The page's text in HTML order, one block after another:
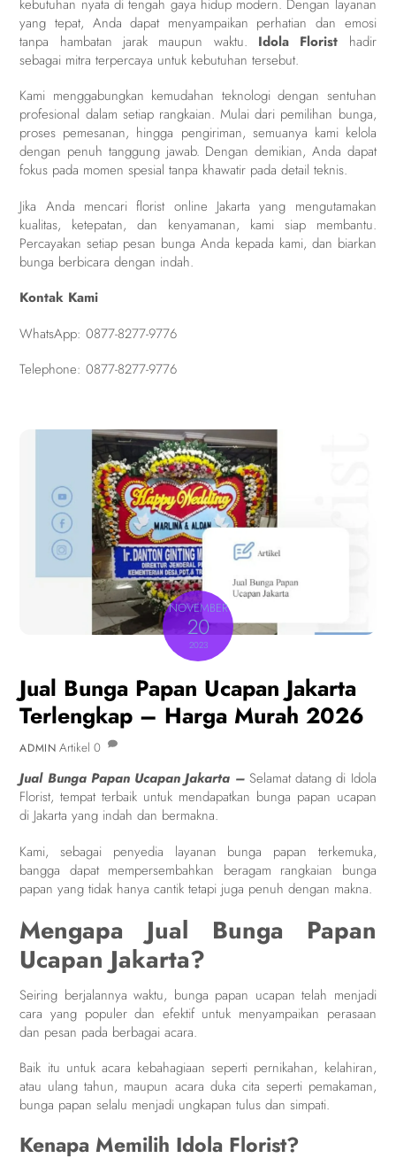
kebutuhan nyata di tengah gaya hidup modern. Dengan layanan
yang tepat, Anda dapat menyampaikan perhatian dan emosi
tanpa hambatan jarak maupun waktu. Idola Florist hadir
sebagai mitra terpercaya untuk kebutuhan tersebut.
Kami menggabungkan kemudahan teknologi dengan sentuhan
profesional dalam setiap rangkaian. Mulai dari pemilihan bunga,
proses pemesanan, hingga pengiriman, semuanya kami kelola
dengan penuh tanggung jawab. Dengan demikian, Anda dapat
fokus pada momen spesial tanpa khawatir pada detail teknis.
Jika Anda mencari florist online Jakarta yang mengutamakan
kualitas, ketepatan, dan kenyamanan, kami siap membantu.
Percayakan setiap pesan bunga Anda kepada kami, dan biarkan
bunga berbicara dengan indah.
Kontak Kami
WhatsApp:0877-8277-9776
Telephone:0877-8277-9776
NOVEMBER
20
2023
Jual Bunga Papan Ucapan Jakarta
Terlengkap – Harga Murah 2026
ADMIN Artikel 0
Jual Bunga Papan Ucapan Jakarta – Selamat datang di Idola
Florist, tempat terbaik untuk mendapatkan bunga papan ucapan
di Jakarta yang indah dan bermakna.
Kami, sebagai penyedia layanan bunga papan terkemuka,
bangga dapat mempersembahkan beragam rangkaian bunga
papan yang tidak hanya cantik tetapi juga penuh dengan makna.
Mengapa Jual Bunga Papan
Ucapan Jakarta?
Seiring berjalannya waktu, bunga papan ucapan telah menjadi
cara yang populer dan efektif untuk menyampaikan perasaan
dan pesan pada berbagai acara.
Baik itu untuk acara kebahagiaan seperti pernikahan, kelahiran,
atau ulang tahun, maupun acara duka cita seperti pemakaman,
bunga papan selalu menjadi ungkapan tulus dan simpati.
Kenapa Memilih Idola Florist?